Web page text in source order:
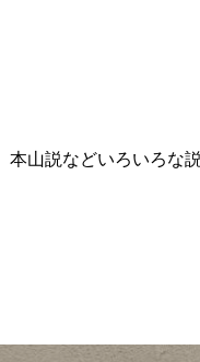
山説などいろいろな説